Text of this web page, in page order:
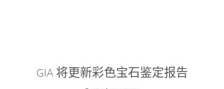
GIA 将更新彩色宝石鉴定报告